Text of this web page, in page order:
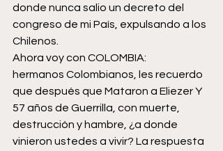
donde nunca salio un decreto del
congreso de mi País, expulsando a los
Chilenos.
Ahora voy con COLOMBIA:
hermanos Colombianos, les recuerdo
que después que Mataron a Eliezer Y
57 años de Guerrilla, con muerte,
destrucción y hambre, ¿a donde
vinieron ustedes a vivir? La respuesta